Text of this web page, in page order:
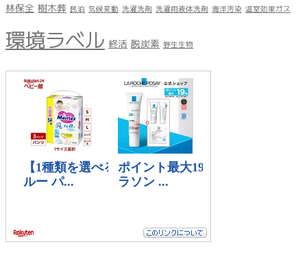
林保全 樹木葬 民泊 気候変動 洗濯洗剤 洗濯用液体洗剤 海洋汚染 温室効果ガス
環境ラベル 終活 脱炭素 野生生物